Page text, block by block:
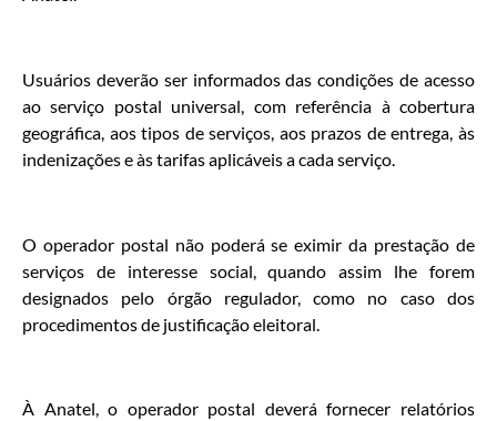
Usuários deverão ser informados das condições de acesso
ao serviço postal universal, com referência à cobertura
geográfica, aos tipos de serviços, aos prazos de entrega, às
indenizações e às tarifas aplicáveis a cada serviço.
O operador postal não poderá se eximir da prestação de
serviços de interesse social, quando assim lhe forem
designados pelo órgão regulador, como no caso dos
procedimentos de justificação eleitoral.
À Anatel, o operador postal deverá fornecer relatórios